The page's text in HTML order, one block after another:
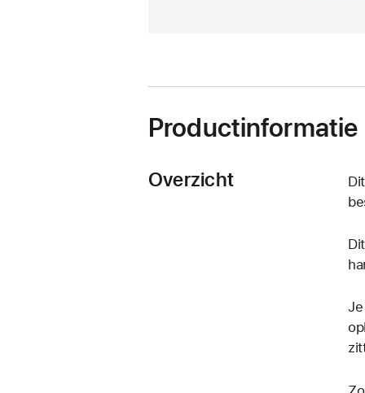
Productinformatie
Overzicht